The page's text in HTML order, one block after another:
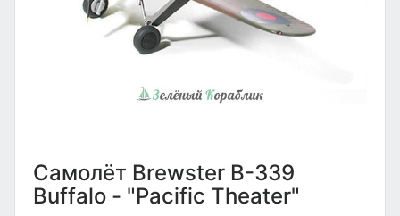
Самолёт Brewster B-339
Buffalo - "Pacific Theater"